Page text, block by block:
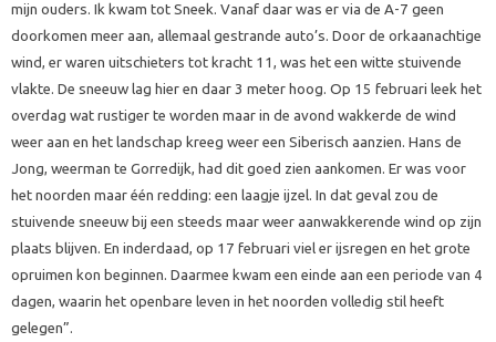
mijn ouders. Ik kwam tot Sneek. Vanaf daar was er via de A-7 geen
doorkomen meer aan, allemaal gestrande auto’s. Door de orkaanachtige
wind, er waren uitschieters tot kracht 11, was het een witte stuivende
vlakte. De sneeuw lag hier en daar 3 meter hoog. Op 15 februari leek het
overdag wat rustiger te worden maar in de avond wakkerde de wind
weer aan en het landschap kreeg weer een Siberisch aanzien. Hans de
Jong, weerman te Gorredijk, had dit goed zien aankomen. Er was voor
het noorden maar één redding: een laagje ijzel. In dat geval zou de
stuivende sneeuw bij een steeds maar weer aanwakkerende wind op zijn
plaats blijven. En inderdaad, op 17 februari viel er ijsregen en het grote
opruimen kon beginnen. Daarmee kwam een einde aan een periode van 4
dagen, waarin het openbare leven in het noorden volledig stil heeft
gelegen”.